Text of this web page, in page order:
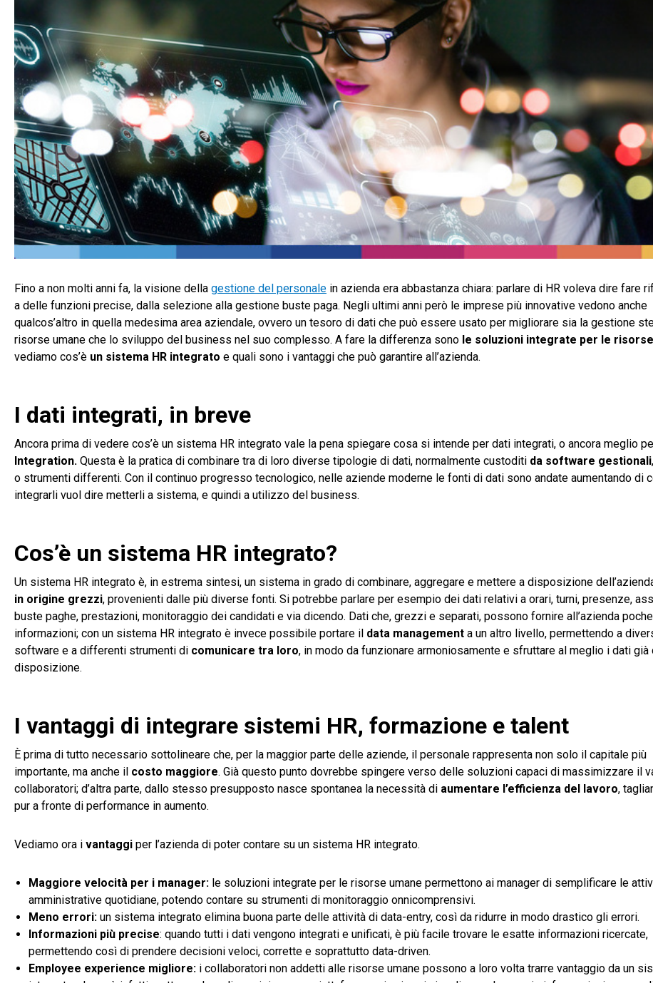
Fino a non molti anni fa, la visione della gestione del personale in azienda era abbastanza chiara: parlare di HR voleva dire fare
a delle funzioni precise, dalla selezione alla gestione buste paga. Negli ultimi anni però le imprese più innovative vedono anche
qualcos’altro in quella medesima area aziendale, ovvero un tesoro di dati che può essere usato per migliorare sia la gestione
risorse umane che lo sviluppo del business nel suo complesso. A fare la differenza sono le soluzioni integrate per le
vediamo cos’è un sistema HR integrato e quali sono i vantaggi che può garantire all’azienda.
I dati integrati, in breve
Ancora prima di vedere cos’è un sistema HR integrato vale la pena spiegare cosa si intende per dati integrati, o ancora meglio
Integration. Questa è la pratica di combinare tra di loro diverse tipologie di dati, normalmente custoditi da software gestionali
o strumenti differenti. Con il continuo progresso tecnologico, nelle aziende moderne le fonti di dati sono andate aumentando di
integrarli vuol dire metterli a sistema, e quindi a utilizzo del business.
Cos’è un sistema HR integrato?
Un sistema HR integrato è, in estrema sintesi, un sistema in grado di combinare, aggregare e mettere a disposizione
in origine grezzi, provenienti dalle più diverse fonti. Si potrebbe parlare per esempio dei dati relativi a orari, turni, presenze,
buste paghe, prestazioni, monitoraggio dei candidati e via dicendo. Dati che, grezzi e separati, possono fornire all’azienda
informazioni; con un sistema HR integrato è invece possibile portare il data management a un altro livello, permettendo a
software e a differenti strumenti di comunicare tra loro, in modo da funzionare armoniosamente e sfruttare al meglio i dati già
disposizione.
I vantaggi di integrare sistemi HR, formazione e talent
È prima di tutto necessario sottolineare che, per la maggior parte delle aziende, il personale rappresenta non solo il capitale più
importante, ma anche il costo maggiore. Già questo punto dovrebbe spingere verso delle soluzioni capaci di massimizzare il
collaboratori; d’altra parte, dallo stesso presupposto nasce spontanea la necessità di aumentare l’efficienza del lavoro,
pur a fronte di performance in aumento.
Vediamo ora i vantaggi per l’azienda di poter contare su un sistema HR integrato.
Maggiore velocità per i manager: le soluzioni integrate per le risorse umane permettono ai manager di semplificare le
amministrative quotidiane, potendo contare su strumenti di monitoraggio onnicomprensivi.
Meno errori: un sistema integrato elimina buona parte delle attività di data-entry, così da ridurre in modo drastico gli errori.
Informazioni più precise: quando tutti i dati vengono integrati e unificati, è più facile trovare le esatte informazioni ricercate,
permettendo così di prendere decisioni veloci, corrette e soprattutto data-driven.
Employee experience migliore: i collaboratori non addetti alle risorse umane possono a loro volta trarre vantaggio da un